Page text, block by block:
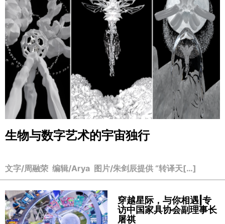
生物与数字艺术的宇宙独行
文字/周融荣 编辑/Arya 图片/朱剑辰提供 “转译天[…]
穿越星际，与你相遇|专
访中国家具协会副理事长
屠祺